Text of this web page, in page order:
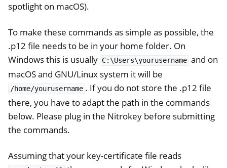
spotlight on macOS).
To make these commands as simple as possible, the
.p12 file needs to be in your home folder. On
Windows this is usually C:\Users\yourusername and on
macOS and GNU/Linux system it will be
/home/yourusername . If you do not store the .p12 file
there, you have to adapt the path in the commands
below. Please plug in the Nitrokey before submitting
the commands.
Assuming that your key-certificate file reads